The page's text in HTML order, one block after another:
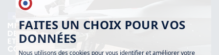
Expérimenté
TikTok
FAITES UN CHOIX POUR VOS
DONNÉES
Nous utilisons des cookies pour vous identifier et améliorer votre